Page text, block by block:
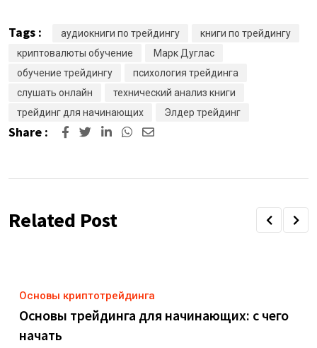
Tags : аудиокниги по трейдингу
книги по трейдингу
криптовалюты обучение
Марк Дуглас
обучение трейдингу
психология трейдинга
слушать онлайн
технический анализ книги
трейдинг для начинающих
Элдер трейдинг
Share : LinkedInWhatsapp
Share
Related Post
Основы криптотрейдинга
Основы трейдинга для начинающих: с чего
начать